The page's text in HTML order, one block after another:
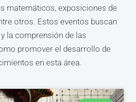
matemáticos, exposiciones de
otros. Estos eventos buscan
la comprensión de las
promover el desarrollo de
en esta área.